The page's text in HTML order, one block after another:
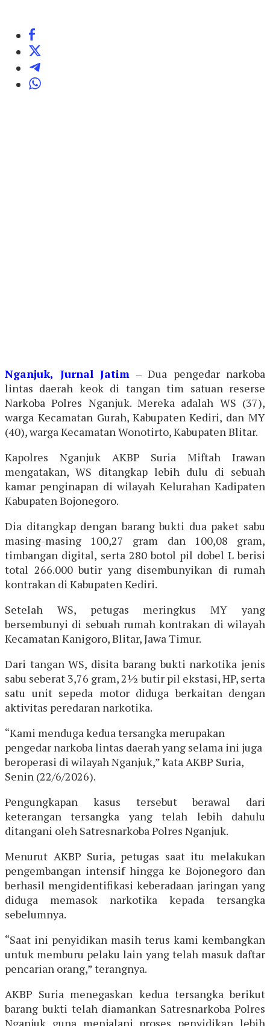
Nganjuk, Jurnal Jatim – Dua pengedar narkoba
lintas daerah keok di tangan tim satuan reserse
Narkoba Polres Nganjuk. Mereka adalah WS (37),
warga Kecamatan Gurah, Kabupaten Kediri, dan MY
(40), warga Kecamatan Wonotirto, Kabupaten Blitar.
Kapolres Nganjuk AKBP Suria Miftah Irawan
mengatakan, WS ditangkap lebih dulu di sebuah
kamar penginapan di wilayah Kelurahan Kadipaten
Kabupaten Bojonegoro.
Dia ditangkap dengan barang bukti dua paket sabu
masing-masing 100,27 gram dan 100,08 gram,
timbangan digital, serta 280 botol pil dobel L berisi
total 266.000 butir yang disembunyikan di rumah
kontrakan di Kabupaten Kediri.
Setelah WS, petugas meringkus MY yang
bersembunyi di sebuah rumah kontrakan di wilayah
Kecamatan Kanigoro, Blitar, Jawa Timur.
Dari tangan WS, disita barang bukti narkotika jenis
sabu seberat 3,76 gram, 2½ butir pil ekstasi, HP, serta
satu unit sepeda motor diduga berkaitan dengan
aktivitas peredaran narkotika.
“Kami menduga kedua tersangka merupakan
pengedar narkoba lintas daerah yang selama ini juga
beroperasi di wilayah Nganjuk,” kata AKBP Suria,
Senin (22/6/2026).
Pengungkapan kasus tersebut berawal dari
keterangan tersangka yang telah lebih dahulu
ditangani oleh Satresnarkoba Polres Nganjuk.
Menurut AKBP Suria, petugas saat itu melakukan
pengembangan intensif hingga ke Bojonegoro dan
berhasil mengidentifikasi keberadaan jaringan yang
diduga memasok narkotika kepada tersangka
sebelumnya.
“Saat ini penyidikan masih terus kami kembangkan
untuk memburu pelaku lain yang telah masuk daftar
pencarian orang,” terangnya.
AKBP Suria menegaskan kedua tersangka berikut
barang bukti telah diamankan Satresnarkoba Polres
Nganjuk guna menjalani proses penyidikan lebih